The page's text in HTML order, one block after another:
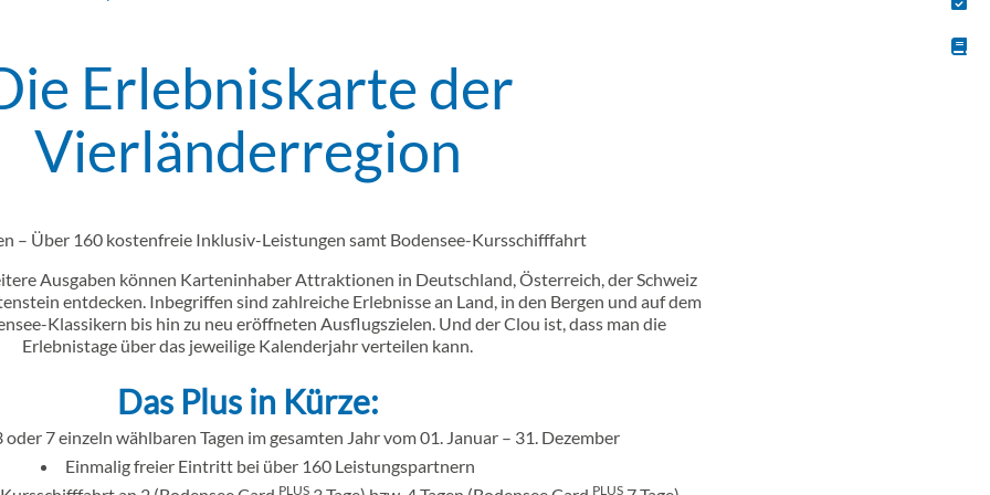
Erlebniskarte der
Vierländerregion
– Über 160 kostenfreie Inklusiv-Leistungen samt Bodensee-Kursschifffahrt
Ausgaben können Karteninhaber Attraktionen in Deutschland, Österreich, der Schweiz
entdecken. Inbegriffen sind zahlreiche Erlebnisse an Land, in den Bergen und auf dem
Klassikern bis hin zu neu eröffneten Ausflugszielen. Und der Clou ist, dass man die
Erlebnistage über das jeweilige Kalenderjahr verteilen kann.
Das Plus in Kürze:
7 einzeln wählbaren Tagen im gesamten Jahr vom 01. Januar – 31. Dezember
Einmalig freier Eintritt bei über 160 Leistungspartnern
PLUS PLUS